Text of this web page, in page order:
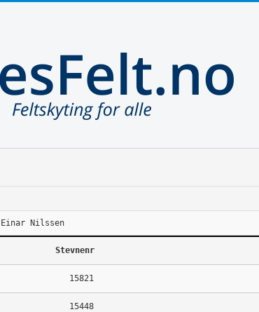
Nilssen
Stevnenr
15821
15448